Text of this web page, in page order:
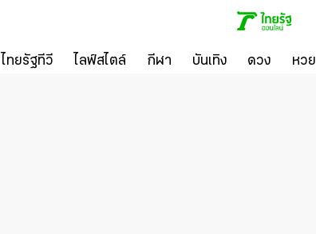
ไทยรัฐทีวี ไลฟ์สไตล์ กีฬา บันเทิง ดวง หวย